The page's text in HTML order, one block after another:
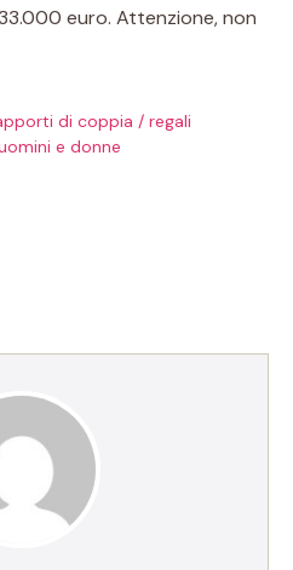
euro. Attenzione, non
di coppia / regali
e donne